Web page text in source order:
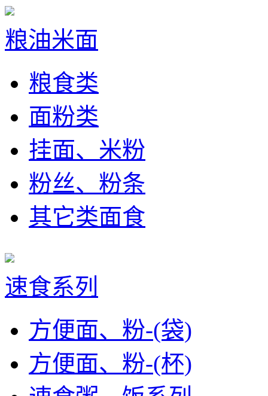
粮油米面
粮食类
面粉类
挂面、米粉
粉丝、粉条
其它类面食
速食系列
方便面、粉-(袋)
方便面、粉-(杯)